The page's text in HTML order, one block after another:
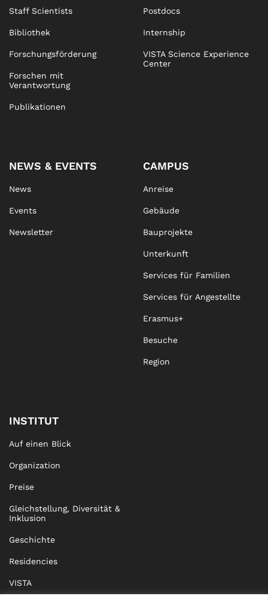
Staff Scientists
Bibliothek
Forschungsförderung
Forschen mit
Verantwortung
Publikationen
Postdocs
Internship
VISTA Science Experience
Center
NEWS & EVENTS
News
Events
Newsletter
CAMPUS
Anreise
Gebäude
Bauprojekte
Unterkunft
Services für Familien
Services für Angestellte
Erasmus+
Besuche
Region
INSTITUT
Auf einen Blick
Organization
Preise
Gleichstellung, Diversität &
Inklusion
Geschichte
Residencies
VISTA